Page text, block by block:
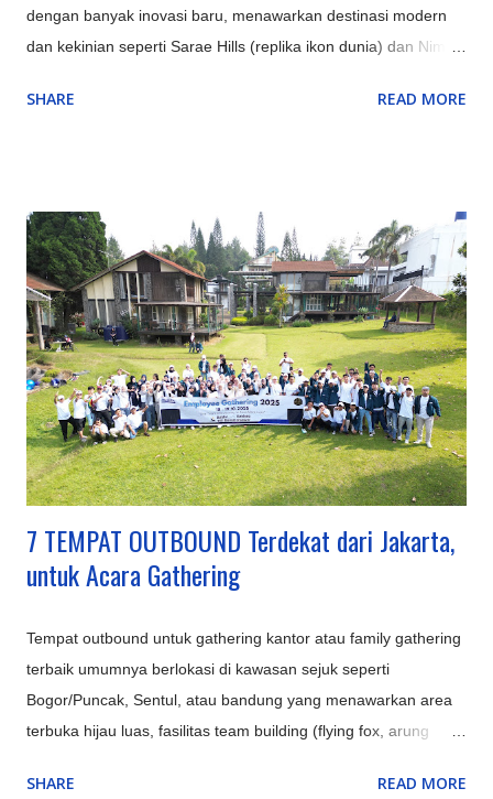
dengan banyak inovasi baru, menawarkan destinasi modern
dan kekinian seperti Sarae Hills (replika ikon dunia) dan Nimo
unik seperti Hutan Mycelia (dunia jamur magis) dan Bird &
Bandung dengan sentuhan instagrammable dan edukatif.
Inovasi Destinasi Wisata Bandung Terbaru & Kekinian: Sarae
Hills : Menyajikan miniatur bangunan ikonik dunia (Eiffel,
Patung Liberty, dll.) dengan konsep 'keliling dunia dalam
sehari'. Nimo Highland : Menawarkan pemandangan kebun teh
dan jembatan kaca berbentuk U, ditambah fasilitas glamping
mewah. Hutan Mycelia Cikole : Konsep unik bertema jamur
dengan instalasi lampu artistik, cocok untuk suasana m...
SHARE READ MORE
7 TEMPAT OUTBOUND Terdekat dari Jakarta,
untuk Acara Gathering
Tempat outbound untuk gathering kantor atau family gathering
terbaik umumnya berlokasi di kawasan sejuk seperti
Bogor/Puncak, Sentul, atau bandung yang menawarkan area
terbuka hijau luas, fasilitas team building (flying fox, arung
penginapan resort atau villa untuk memaksimalkan
SHARE READ MORE